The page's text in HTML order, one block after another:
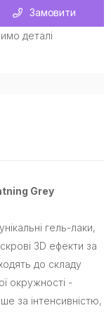
Замовити
деталі
Grey
гель-лаки,
3D ефекти за
до складу
окружності -
за інтенсивністю,